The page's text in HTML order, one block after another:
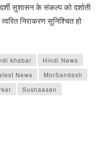
सुशासन के संकल्प को दर्शाती
निराकरण सुनिश्चित हो
khabar
Hindi News
News
MorSandesh
Sushaasan